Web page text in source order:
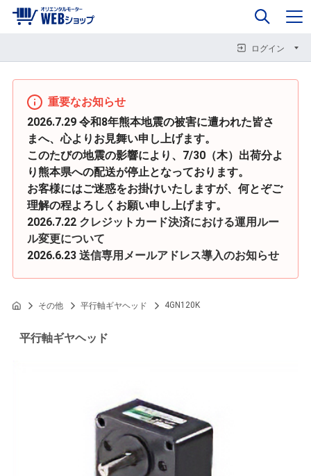
企業情報
ログイン
カート 0
重要なお知らせ
2026.7.29 令和8年熊本地震の被害に遭われた皆さ
まへ、心よりお見舞い申し上げます。
このたびの地震の影響により、7/30（木）出荷分よ
り熊本県への配送が停止となっております。
お客様にはご迷惑をお掛けいたしますが、何とぞご
理解の程よろしくお願い申し上げます。
2026.7.22 クレジットカード決済における運用ルー
ル変更について
2026.6.23 送信専用メールアドレス導入のお知らせ
その他 平行軸ギヤヘッド 4GN120K
平行軸ギヤヘッド